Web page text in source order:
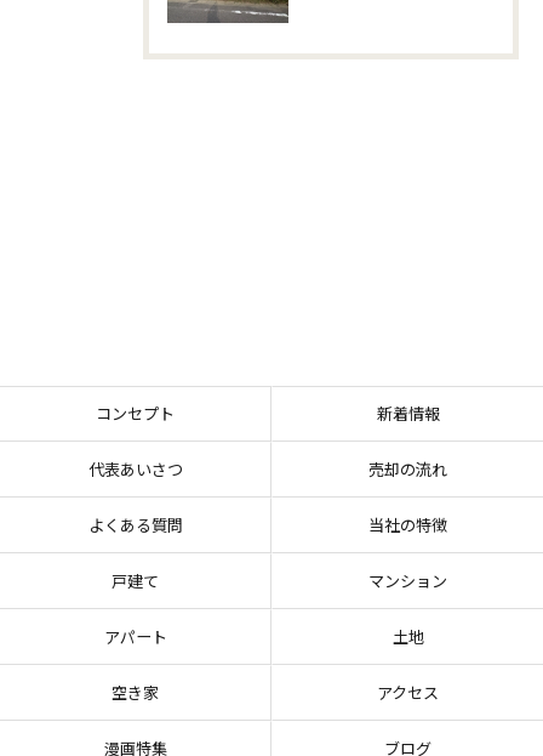
コンセプト 新着情報
代表あいさつ 売却の流れ
よくある質問 当社の特徴
戸建て マンション
アパート 土地
空き家 アクセス
漫画特集 ブログ